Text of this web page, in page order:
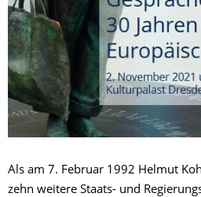
Als am 7. Februar 1992 Helmut
zehn weitere Staats- und